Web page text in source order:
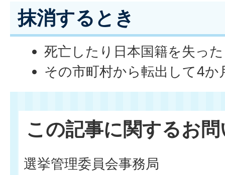
抹消するとき
死亡したり日本国籍を失っ
その市町村から転出して4か
この記事に関するお
選挙管理委員会事務局